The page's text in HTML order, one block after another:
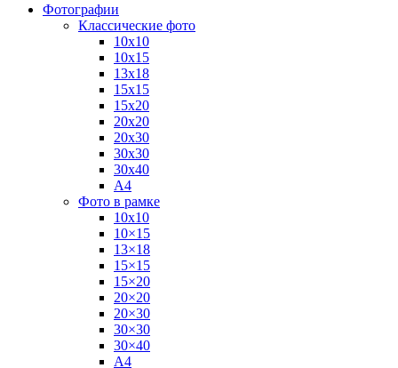
Фотографии
Классические фото
10х10
10х15
13х18
15х15
15х20
20х20
20х30
30х30
30х40
А4
Фото в рамке
10х10
10×15
13×18
15×15
15×20
20×20
20×30
30×30
30×40
A4